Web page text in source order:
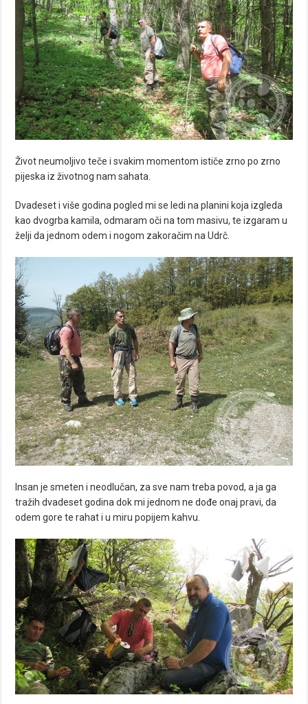
Život neumoljivo teče i svakim momentom ističe zrno po zrno
pijeska iz životnog nam sahata.
Dvadeset i više godina pogled mi se ledi na planini koja izgleda
kao dvogrba kamila, odmaram oči na tom masivu, te izgaram u
želji da jednom odem i nogom zakoračim na Udrč.
Insan je smeten i neodlučan, za sve nam treba povod, a ja ga
tražih dvadeset godina dok mi jednom ne dođe onaj pravi, da
odem gore te rahat i u miru popijem kahvu.